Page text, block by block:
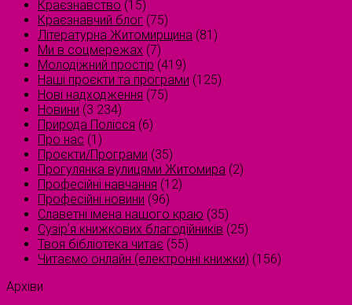
Краєзнавство (15)
Краєзнавчий блог (75)
Літературна Житомирщина (81)
Ми в соцмережах (7)
Молодіжний простір (419)
Наші проєкти та програми (125)
Нові надходження (75)
Новини (3 234)
Природа Полісся (6)
Про нас (1)
Проєкти/Програми (35)
Прогулянка вулицями Житомира (2)
Професійні навчання (12)
Професійні новини (96)
Славетні імена нашого краю (35)
Сузірʼя книжкових благодійників (25)
Твоя бібліотека читає (55)
Читаємо онлайн (електронні книжки) (156)
Архіви